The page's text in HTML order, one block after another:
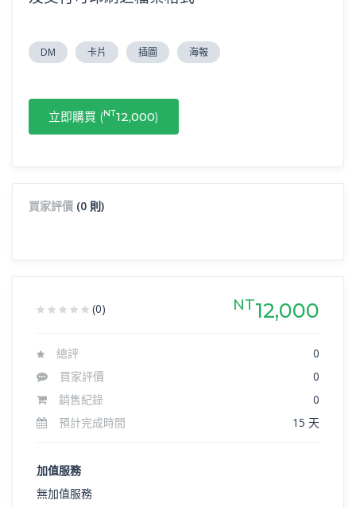
DM 卡片 插圖 海報
立即購買 (NT12,000)
買家評價 (0 則)
(0) NT12,000
總評
0
買家評價
0
銷售紀錄
0
預計完成時間
15 天
加值服務
無加值服務